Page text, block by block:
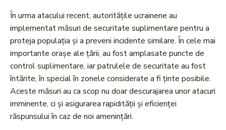
În urma atacului recent, autoritățile ucrainene au
implementat măsuri de securitate suplimentare pentru a
proteja populația și a preveni incidente similare. În cele mai
importante orașe ale țării, au fost amplasate puncte de
control suplimentare, iar patrulele de securitate au fost
întărite, în special în zonele considerate a fi ținte posibile.
Aceste măsuri au ca scop nu doar descurajarea unor atacuri
imminente, ci și asigurarea rapidității și eficienței
răspunsului în caz de noi amenințări.